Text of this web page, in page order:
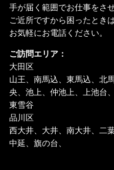
手が届く範囲でお仕事をさ
ご近所ですから困ったとき
お気軽にお電話ください。
ご訪問エリア：
大田区
山王、南馬込、東馬込、北
央、池上、仲池上、上池台
東雪谷
品川区
西大井、大井、南大井、二
中延、旗の台、